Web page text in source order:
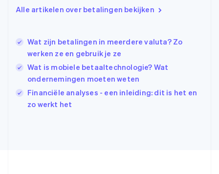
Alle artikelen over betalingen bekijken
Wat zijn betalingen in meerdere valuta? Zo
werken ze en gebruik je ze
Wat is mobiele betaaltechnologie? Wat
ondernemingen moeten weten
Financiële analyses - een inleiding: dit is het en
zo werkt het
Hongkong SAR, China
English
English
Italië
ItalianoEnglish
日本語English
Kroatië